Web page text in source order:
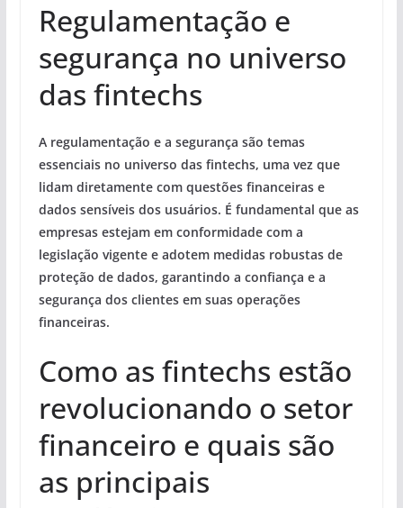
Regulamentação e
segurança no universo
das fintechs
A regulamentação e a segurança são temas
essenciais no universo das fintechs, uma vez que
lidam diretamente com questões financeiras e
dados sensíveis dos usuários. É fundamental que as
empresas estejam em conformidade com a
legislação vigente e adotem medidas robustas de
proteção de dados, garantindo a confiança e a
segurança dos clientes em suas operações
financeiras.
Como as fintechs estão
revolucionando o setor
financeiro e quais são
as principais